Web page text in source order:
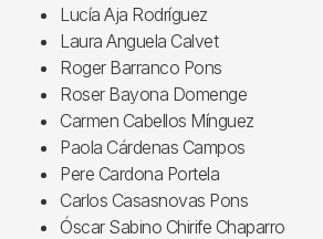
Lucía Aja Rodríguez
Laura Anguela Calvet
Roger Barranco Pons
Roser Bayona Domenge
Carmen Cabellos Mínguez
Paola Cárdenas Campos
Pere Cardona Portela
Carlos Casasnovas Pons
Óscar Sabino Chirife Chaparro